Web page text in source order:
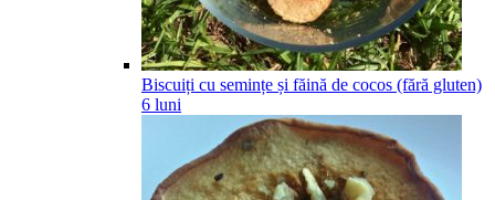
Biscuiți cu semințe și făină de cocos (fără gluten)
6 luni